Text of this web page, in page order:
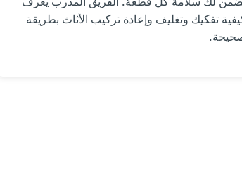
تفكيك وتغليف وإعادة تركيب الأثاث بطريقة